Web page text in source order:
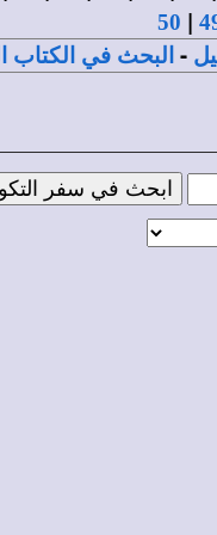
|
50
- البحث في الكتاب